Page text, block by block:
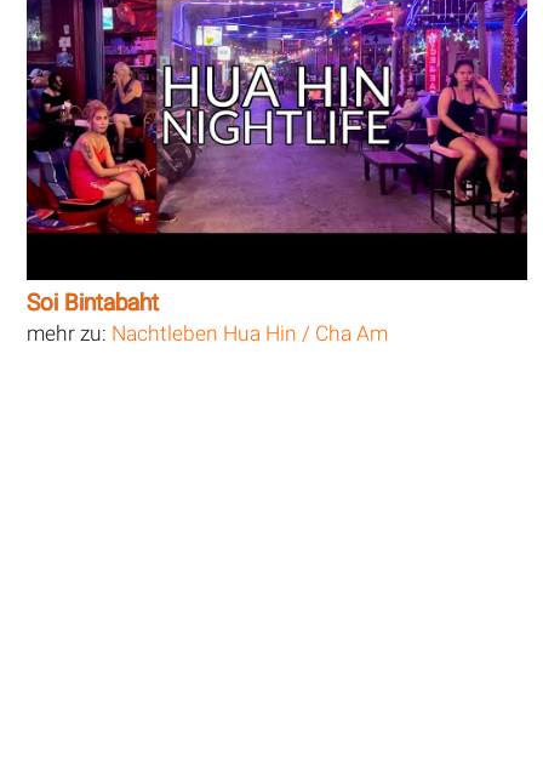
Soi Bintabaht
mehr zu: Nachtleben Hua Hin / Cha Am